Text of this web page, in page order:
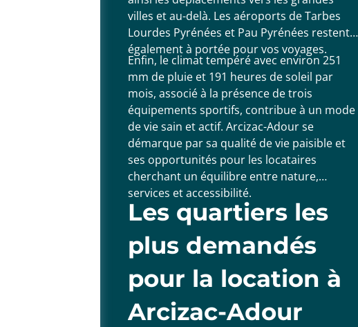
villes et au-delà. Les aéroports de Tarbes
Lourdes Pyrénées et Pau Pyrénées restent
également à portée pour vos voyages.
Enfin, le climat tempéré avec environ 251
mm de pluie et 191 heures de soleil par
mois, associé à la présence de trois
équipements sportifs, contribue à un mode
de vie sain et actif. Arcizac-Adour se
démarque par sa qualité de vie paisible et
ses opportunités pour les locataires
cherchant un équilibre entre nature,
services et accessibilité.
Les quartiers les
plus demandés
pour la location à
Arcizac-Adour